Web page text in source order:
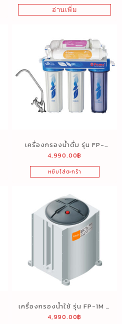
อ่านเพิ่ม
เครื่องกรองน้ำดื่ม รุ่น FP-
549HF (5 ขั้นตอน)
4,990.00฿
หยิบใส่ตะกร้า
เครื่องกรองน้ำใช้ รุ่น FP-1M (1
ขั้นตอน)
4,990.00฿